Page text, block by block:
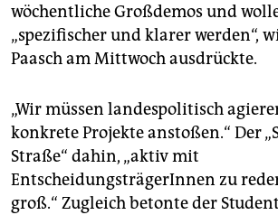
wöchentliche Großdemos und
„spezifischer und klarer werden“,
Paasch am Mittwoch ausdrückte.
„Wir müssen landespolitisch
konkrete Projekte anstoßen.“ Der
Straße“ dahin, „aktiv mit
EntscheidungsträgerInnen zu
groß.“ Zugleich betonte der